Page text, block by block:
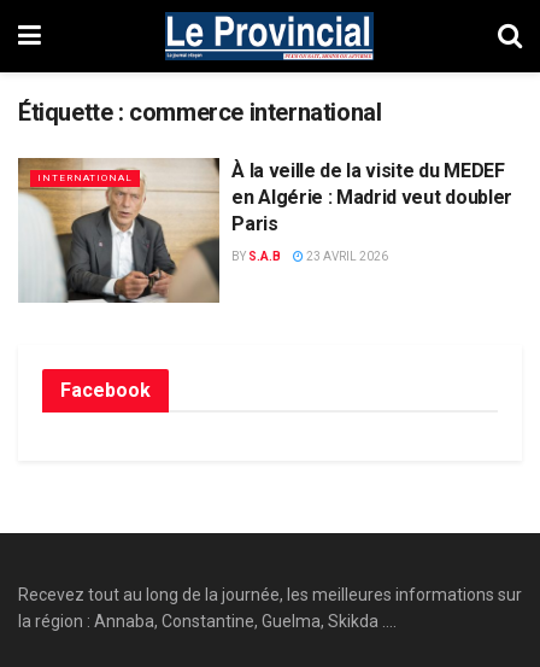
Étiquette : commerce international
INTERNATIONAL
À la veille de la visite du MEDEF
en Algérie : Madrid veut doubler
Paris
BY S.A.B 23 AVRIL 2026
Facebook
Recevez tout au long de la journée, les meilleures informations sur
la région : Annaba, Constantine, Guelma, Skikda ....